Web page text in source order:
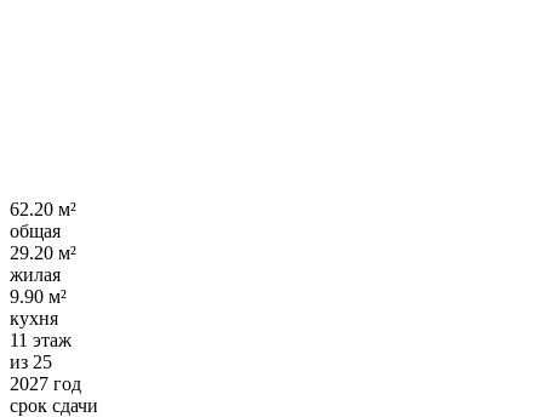
62.20 м²
общая
29.20 м²
жилая
9.90 м²
кухня
11 этаж
из 25
2027 год
срок сдачи